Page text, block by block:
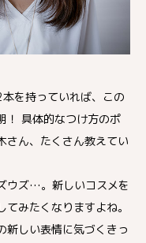
を持っていれば、この
！ 具体的なつけ方のポ
さん、たくさん教えてい
ウズ…。新しいコスメを
みたくなりますよね。
新しい表情に気づくきっ